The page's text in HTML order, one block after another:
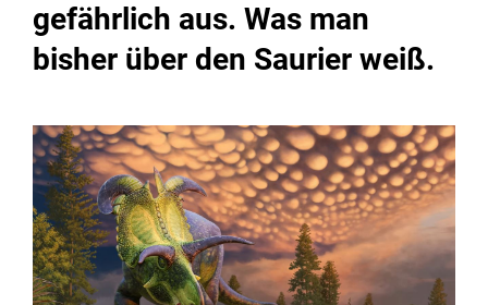
gefährlich aus. Was man
bisher über den Saurier weiß.